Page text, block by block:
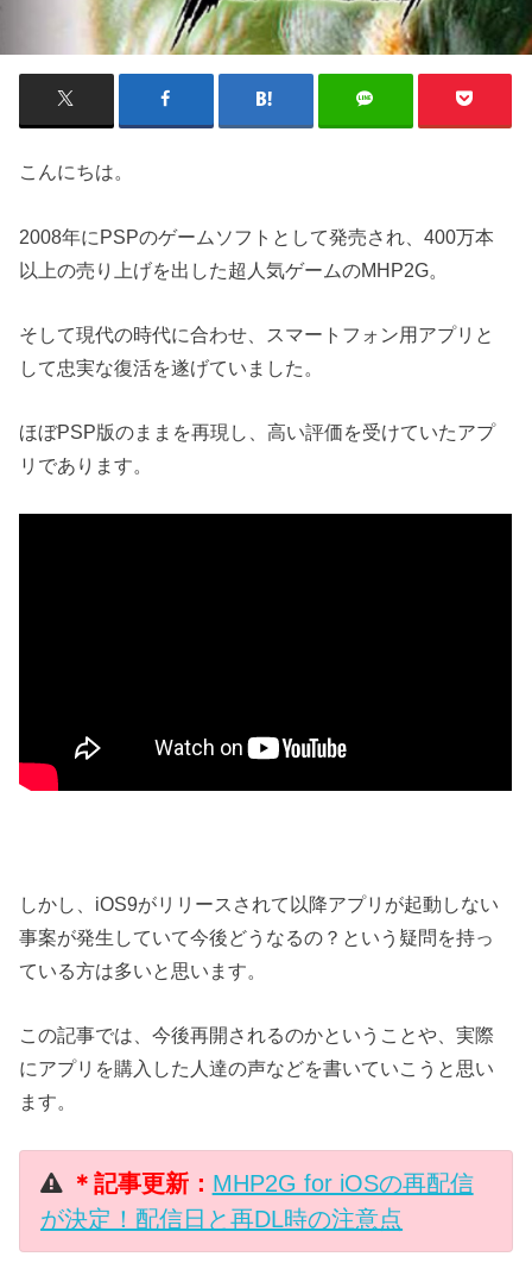
こんにちは。
2008年にPSPのゲームソフトとして発売され、400万本
以上の売り上げを出した超人気ゲームのMHP2G。
そして現代の時代に合わせ、スマートフォン用アプリと
して忠実な復活を遂げていました。
ほぼPSP版のままを再現し、高い評価を受けていたアプ
リであります。
しかし、iOS9がリリースされて以降アプリが起動しない
事案が発生していて今後どうなるの？という疑問を持っ
ている方は多いと思います。
この記事では、今後再開されるのかということや、実際
にアプリを購入した人達の声などを書いていこうと思い
ます。
＊記事更新： MHP2G for iOSの再配信
が決定！配信日と再DL時の注意点